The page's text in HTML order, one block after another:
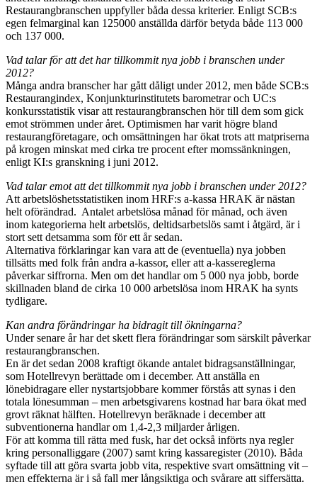
Restaurangbranschen uppfyller båda dessa kriterier. Enligt SCB:s
egen felmarginal kan 125000 anställda därför betyda både 113 000
och 137 000.
Vad talar för att det har tillkommit nya jobb i branschen under
2012?
Många andra branscher har gått dåligt under 2012, men både SCB:s
Restaurangindex, Konjunkturinstitutets barometrar och UC:s
konkursstatistik visar att restaurangbranschen hör till dem som gick
emot strömmen under året. Optimismen har varit högre bland
restaurangföretagare, och omsättningen har ökat trots att matpriserna
på krogen minskat med cirka tre procent efter momssänkningen,
enligt KI:s granskning i juni 2012.
Vad talar emot att det tillkommit nya jobb i branschen under 2012?
Att arbetslöshetsstatistiken inom HRF:s a-kassa HRAK är nästan
helt oförändrad. Antalet arbetslösa månad för månad, och även
inom kategorierna helt arbetslös, deltidsarbetslös samt i åtgärd, är i
stort sett detsamma som för ett år sedan.
Alternativa förklaringar kan vara att de (eventuella) nya jobben
tillsätts med folk från andra a-kassor, eller att a-kassereglerna
påverkar siffrorna. Men om det handlar om 5 000 nya jobb, borde
skillnaden bland de cirka 10 000 arbetslösa inom HRAK ha synts
tydligare.
Kan andra förändringar ha bidragit till ökningarna?
Under senare år har det skett flera förändringar som särskilt påverkar
restaurangbranschen.
En är det sedan 2008 kraftigt ökande antalet bidragsanställningar,
som Hotellrevyn berättade om i december. Att anställa en
lönebidragare eller nystartsjobbare kommer förstås att synas i den
totala lönesumman – men arbetsgivarens kostnad har bara ökat med
grovt räknat hälften. Hotellrevyn beräknade i december att
subventionerna handlar om 1,4-2,3 miljarder årligen.
För att komma till rätta med fusk, har det också införts nya regler
kring personalliggare (2007) samt kring kassaregister (2010). Båda
syftade till att göra svarta jobb vita, respektive svart omsättning vit –
men effekterna är i så fall mer långsiktiga och svårare att siffersätta.